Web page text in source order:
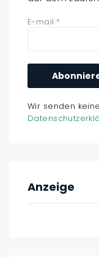
E-mail *
Wir senden
Anzeige